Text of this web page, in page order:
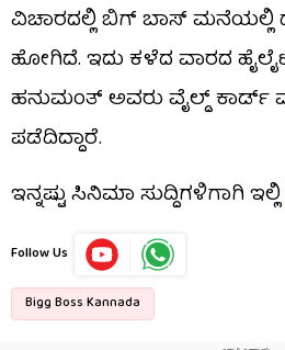
ವಿಚಾರದಲ್ಲಿ ಬಿಗ್ ಬಾಸ್ ಮನೆಯಲ್ಲಿ
ಹೋಗಿದೆ. ಇದು ಕಳೆದ ವಾರದ
ಹನುಮಂತ್ ಅವರು ವೈಲ್ಡ್ ಕಾರ್ಡ್​
ಪಡೆದಿದ್ದಾರೆ.
ಇನ್ನಷ್ಟು ಸಿನಿಮಾ ಸುದ್ದಿಗಳಿಗಾಗಿ ಇಲ್ಲಿ
Follow Us
Bigg Boss Kannada